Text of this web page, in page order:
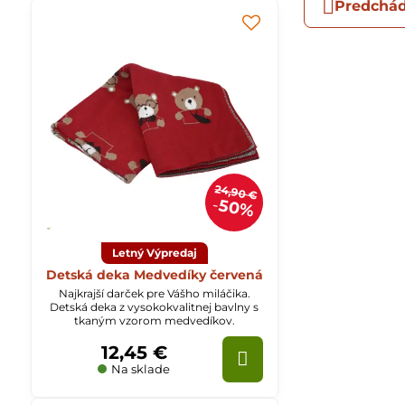
24,90 €
50%
Letný Výpredaj
Detská deka Medvedíky červená
Najkrajší darček pre Vášho miláčika.
Detská deka z vysokokvalitnej bavlny s
tkaným vzorom medvedíkov.
Na sklade
12,45 €